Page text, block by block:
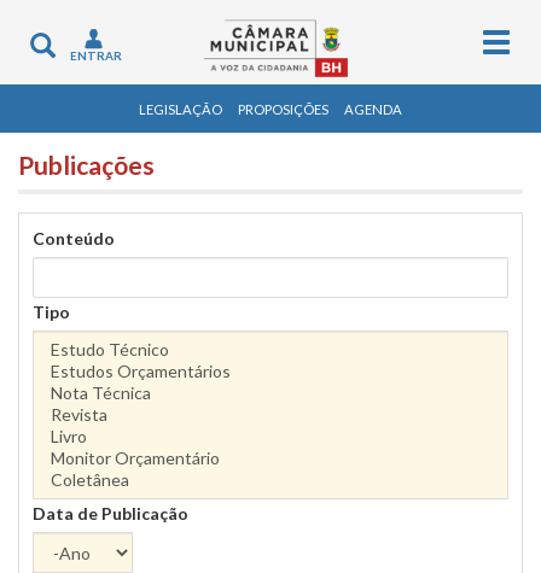
Toggle
navigation
ENTRAR
LEGISLAÇÃO PROPOSIÇÕES AGENDA
Publicações
Conteúdo
Tipo
Data de Publicação